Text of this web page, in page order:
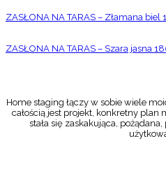
ZASŁONA NA TARAS – Złamana biel
ZASŁONA NA TARAS – Szara jasna
Home staging łączy w sobie wiele
całością jest projekt, konkretny
stała się zaskakująca,